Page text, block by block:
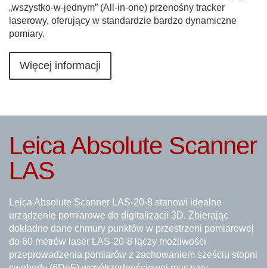
„wszystko-w-jednym” (All-in-one) przenośny tracker
laserowy, oferujący w standardzie bardzo dynamiczne
pomiary.
Więcej informacji
Leica Absolute Scanner
LAS
Leica Absolute Scanner LAS-20-8 stanowi idealne
urządzenie pomiarowe do digitalizacji 3D. Zbierając
dokładne dane chmury punktów w przestrzeni pomiarowej
do 60 metrów laser LAS-20-8 łączy możliwości
przeprowadzenia pomiarów z zachowaniem sześciu stopni